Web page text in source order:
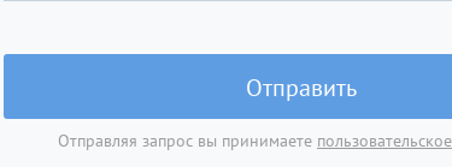
Отправить
Отправляя запрос вы принимаете